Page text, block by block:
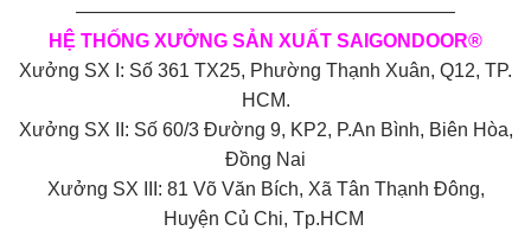
————————————————————
HỆ THỐNG XƯỞNG SẢN XUẤT SAIGONDOOR®
Xưởng SX I: Số 361 TX25, Phường Thạnh Xuân, Q12, TP.
HCM.
Xưởng SX II: Số 60/3 Đường 9, KP2, P.An Bình, Biên Hòa,
Đồng Nai
Xưởng SX III: 81 Võ Văn Bích, Xã Tân Thạnh Đông,
Huyện Củ Chi, Tp.HCM